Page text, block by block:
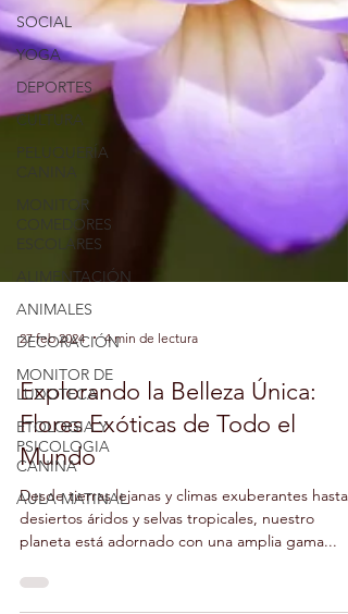
SOCIAL
YOGA
DEPORTES
CULTURA
PELUQUERÍA
CANINA
MONITOR
COMEDORES
ESCOLARES
ALIMENTACIÓN
ANIMALES
DECORACIÓN
MONITOR DE
LUDOTECA
ETOLOGIA Y
PSICOLOGIA
CANINA
AULA MATINAL
27 feb 2024 4 min de lectura
Explorando la Belleza Única:
Flores Exóticas de Todo el
Mundo
Desde tierras lejanas y climas exuberantes hasta
planeta está adornado con una amplia gama...